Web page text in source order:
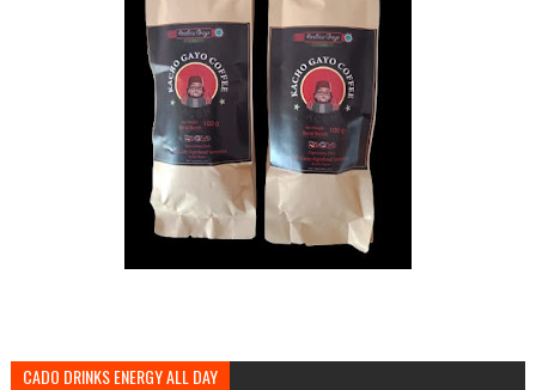
CADO DRINKS ENERGY ALL DAY